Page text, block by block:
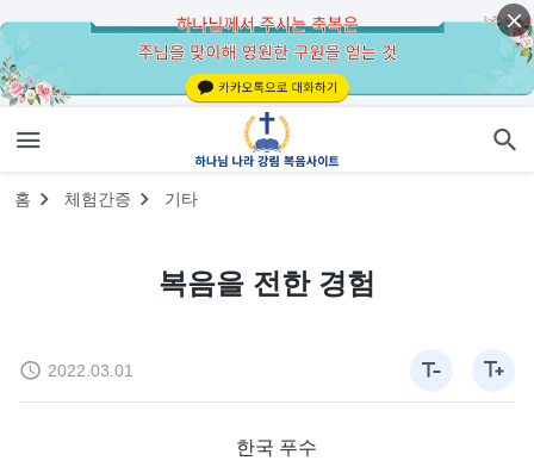
홈 체험간증 기타
복음을 전한 경험
2022.03.01
한국 푸수